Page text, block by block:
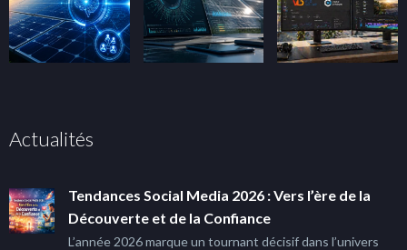
Actualités
Tendances Social Media 2026 : Vers l’ère de la
Découverte et de la Confiance
L’année 2026 marque un tournant décisif dans l’univers